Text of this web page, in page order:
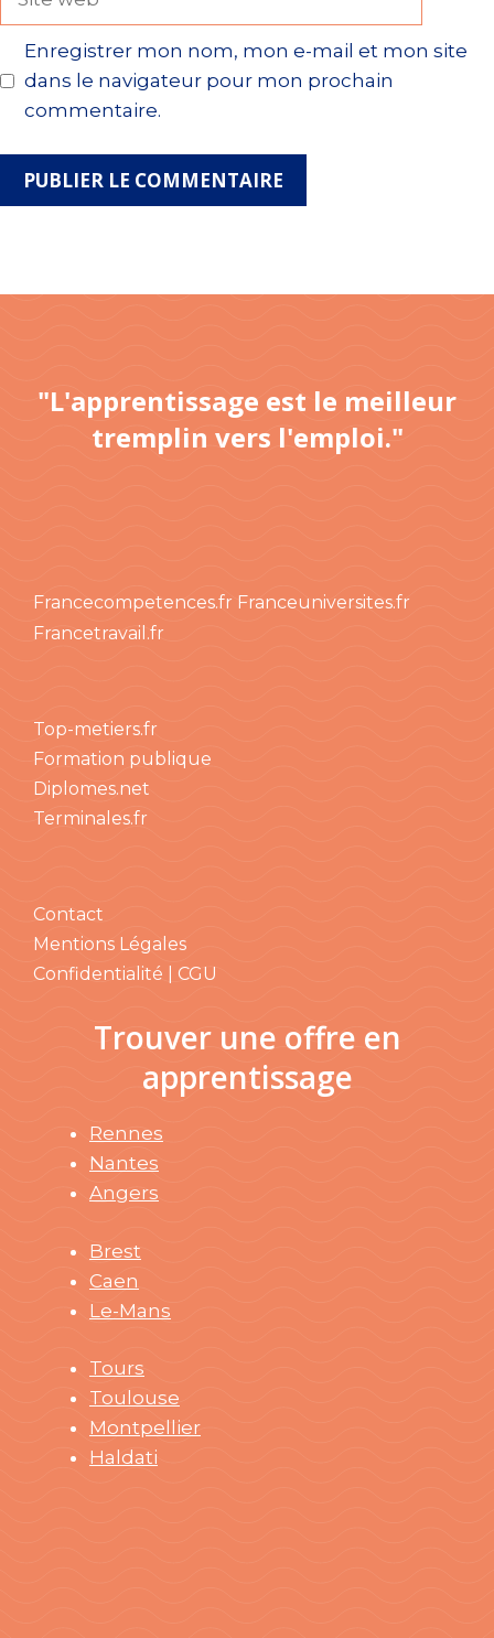
Enregistrer mon nom, mon e-mail et mon site
dans le navigateur pour mon prochain
commentaire.
"L'apprentissage est le meilleur
tremplin vers l'emploi."
Francecompetences.fr Franceuniversites.fr
Francetravail.fr
Top-metiers.fr
Formation publique
Diplomes.net
Terminales.fr
Contact
Mentions Légales
Confidentialité | CGU
Trouver une offre en
apprentissage
Rennes
Nantes
Angers
Brest
Caen
Le-Mans
Tours
Toulouse
Montpellier
Haldati